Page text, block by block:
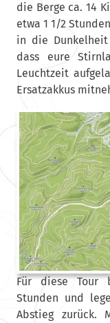
die Berge ca. 14
etwa 1 1/2
in die
dass eure
Leuchtzeit
Ersatzakkus
Für diese Tour
Stunden und
Abstieg zurück.